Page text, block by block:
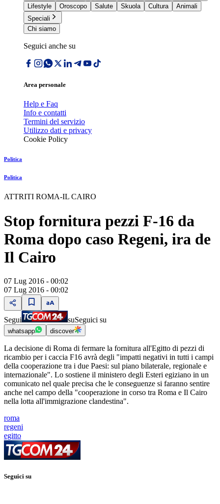
Lifestyle
Oroscopo Salute Skuola Cultura
Animali
Speciali
Chi siamo
Seguici anche su
Area personale
Help e Faq
Info e contatti
Termini del servizio
Utilizzo dati e privacy
Cookie Policy
Politica
Politica
ATTRITI ROMA-IL CAIRO
Stop fornitura pezzi F-16 da
Roma dopo caso Regeni, ira de
Il Cairo
07 Lug 2016 - 00:02
07 Lug 2016 - 00:02
Segui suSeguici su
whatsapp discover
La decisione di Roma di fermare la fornitura all'Egitto di pezzi di
ricambio per i caccia F16 avrà degli "impatti negativi in tutti i campi
della cooperazione tra i due Paesi: sul piano bilaterale, regionale e
internazionale". Lo sostiene il ministero degli Esteri egiziano in un
comunicato nel quale precisa che le conseguenze si faranno sentire
anche nel campo della "cooperazione in corso tra Roma e Il Cairo
nella lotta all'immigrazione clandestina".
roma
regeni
egitto
Seguici su